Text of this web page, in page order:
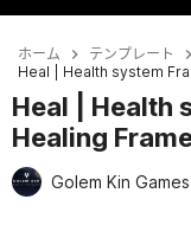
ホーム テンプレート
Heal | Health system
Heal | Health
Healing
Golem Kin Games